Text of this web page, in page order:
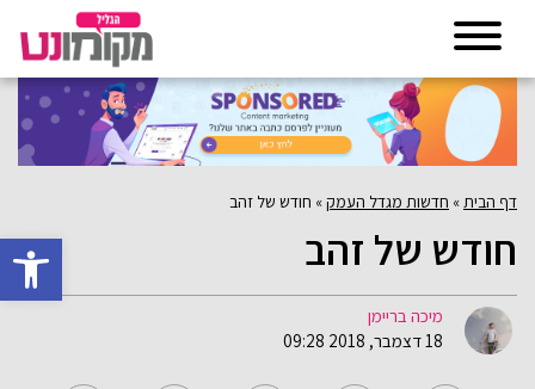
פתח
דף הבית » חדשות מגדל העמק» חודש של זהב
חודש של זהב
מיכה בריימן
18 דצמבר, 2018 09:28